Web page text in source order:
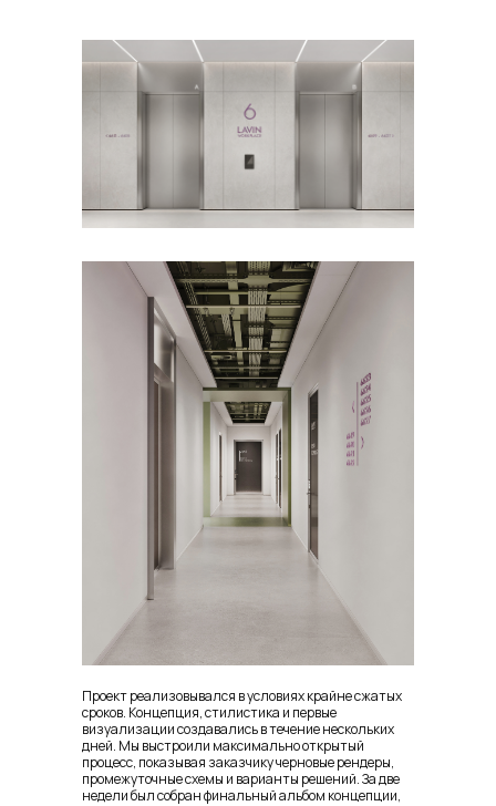
Проект реализовывался в условиях крайне сжатых
сроков. Концепция, стилистика и первые
визуализации создавались в течение нескольких
дней. Мы выстроили максимально открытый
процесс, показывая заказчику черновые рендеры,
промежуточные схемы и варианты решений. За две
недели был собран финальный альбом концепции,